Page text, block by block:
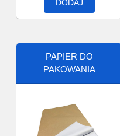
DODAJ
PAPIER DO
PAKOWANIA